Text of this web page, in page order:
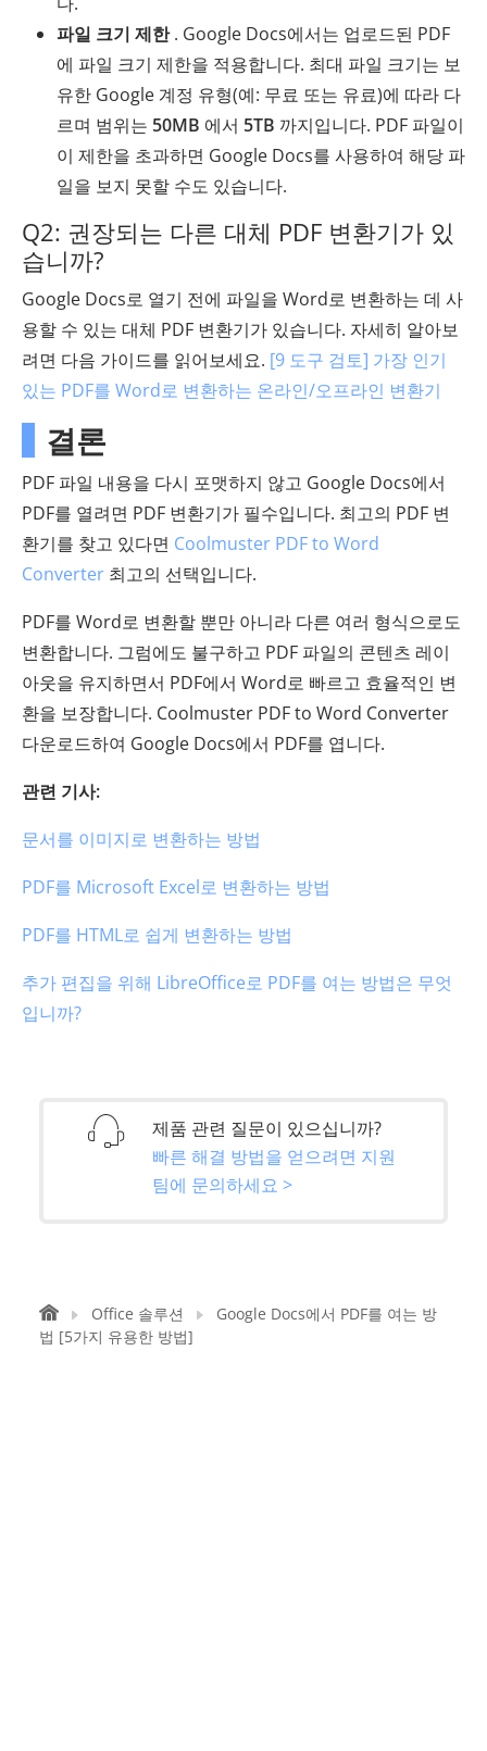
파일 크기 제한. Google Docs에서는 업로드된 PDF
에 파일 크기 제한을 적용합니다. 최대 파일 크기는 보
유한 Google 계정 유형(예: 무료 또는 유료)에 따라 다
르며 범위는 50MB 에서 5TB 까지입니다. PDF 파일이
이 제한을 초과하면 Google Docs를 사용하여 해당 파
일을 보지 못할 수도 있습니다.
Q2: 권장되는 다른 대체 PDF 변환기가 있
습니까?
Google Docs로 열기 전에 파일을 Word로 변환하는 데 사
용할 수 있는 대체 PDF 변환기가 있습니다. 자세히 알아보
려면 다음 가이드를 읽어보세요. [9 도구 검토] 가장 인기
있는 PDF를 Word로 변환하는 온라인/오프라인 변환기
결론
PDF 파일 내용을 다시 포맷하지 않고 Google Docs에서
PDF를 열려면 PDF 변환기가 필수입니다. 최고의 PDF 변
환기를 찾고 있다면 Coolmuster PDF to Word
Converter 최고의 선택입니다.
PDF를 Word로 변환할 뿐만 아니라 다른 여러 형식으로도
변환합니다. 그럼에도 불구하고 PDF 파일의 콘텐츠 레이
아웃을 유지하면서 PDF에서 Word로 빠르고 효율적인 변
환을 보장합니다. Coolmuster PDF to Word Converter
다운로드하여 Google Docs에서 PDF를 엽니다.
관련 기사:
문서를 이미지로 변환하는 방법
PDF를 Microsoft Excel로 변환하는 방법
PDF를 HTML로 쉽게 변환하는 방법
추가 편집을 위해 LibreOffice로 PDF를 여는 방법은 무엇
입니까?
제품 관련 질문이 있으십니까?
빠른 해결 방법을 얻으려면 지원
팀에 문의하세요 >
Office 솔루션
Google Docs에서 PDF를 여는 방
법 [5가지 유용한 방법]